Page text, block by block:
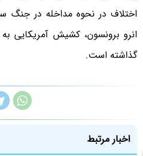
اختلاف در نحوه مداخله در جنگ
انرو برونسون، کشیش آمریکایی
گذاشته است.
اخبار مرتبط